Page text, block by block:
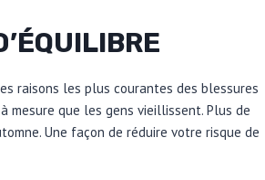
raisons les plus courantes des blessures
mesure que les gens vieillissent. Plus de
Une façon de réduire votre risque de